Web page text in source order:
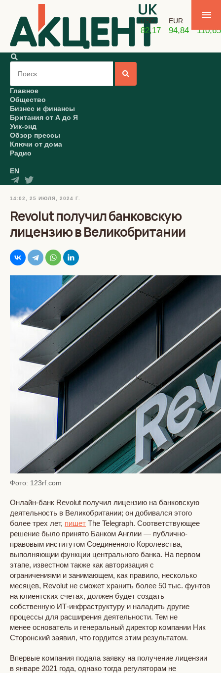
USD
82,17
EUR
94,84 110,65
Главное
Общество
Бизнес и финансы
Британия от А до Я
Уик-энд
Обзор прессы
Ключи от дома
Радио
EN
14:02, 25 ИЮЛЯ, 2024 Г.
Revolut получил банковскую
лицензию в Великобритании
Фото: 123rf.com
Онлайн-банк Revolut получил лицензию на банковскую
деятельность в Великобритании; он добивался этого
более трех лет, пишет The Telegraph. Соответствующее
решение было принято Банком Англии — публично-
правовым институтом Соединенного Королевства,
выполняющии функции центрального банка. На первом
этапе, известном также как авторизация с
ограничениями и занимающем, как правило, несколько
месяцев, Revolut не сможет хранить более 50 тыс. фунтов
на клиентских счетах, должен будет создать
собственную ИТ-инфраструктуру и наладить другие
процессы для расширения деятельности. Тем не
менее основатель и генеральный директор компании Ник
Сторонский заявил, что гордится этим результатом.
Впервые компания подала заявку на получение лицензии
в январе 2021 года, однако тогда регуляторам не